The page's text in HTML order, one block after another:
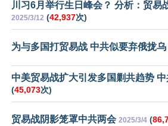
川习6月举行生日峰会？ 分析：贸易
2025/3/12 (42,937次)
为与多国打贸易战 中共似要弃俄拢乌
中美贸易战扩大引发多国剿共趋势
(45,073次)
贸易战阴影笼罩中共两会 2025/3/4 (